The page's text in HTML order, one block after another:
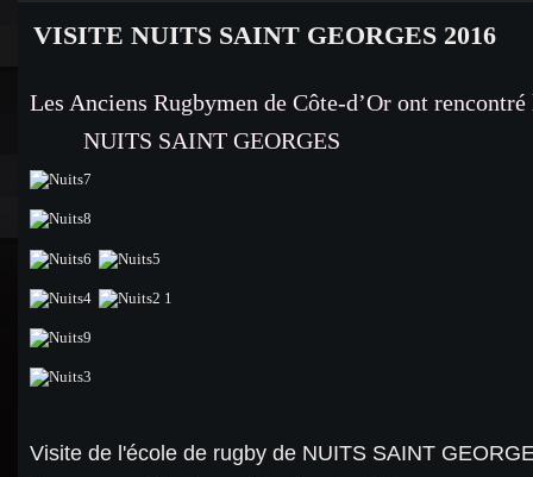
VISITE NUITS SAINT GEORGES 2016
Les Anciens Rugbymen de Côte-d’Or ont
NUITS SAINT GEORGES
Visite de l'école de rugby de NUITS SAINT